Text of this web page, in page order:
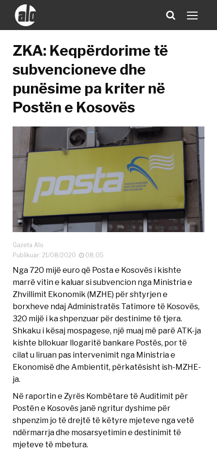
ZKA: Keqpërdorime të
subvencioneve dhe
punësime pa kriter në
Postën e Kosovës
Gazeta Alo
Publikuar: 21/08/2020
08:05
Nga 720 mijë euro që Posta e Kosovës i kishte
marrë vitin e kaluar si subvencion nga Ministria e
Zhvillimit Ekonomik (MZHE) për shtyrjen e
borxheve ndaj Administratës Tatimore të Kosovës,
320 mijë i ka shpenzuar për destinime të tjera.
Shkaku i kësaj mospagese, një muaj më parë ATK-ja
kishte bllokuar llogaritë bankare Postës, por të
cilat u liruan pas intervenimit nga Ministria e
Ekonomisë dhe Ambientit, përkatësisht ish-MZHE-
ja.
Në raportin e Zyrës Kombëtare të Auditimit për
Postën e Kosovës janë ngritur dyshime për
shpenzim jo të drejtë të këtyre mjeteve nga vetë
ndërmarrja dhe mosarsyetimin e destinimit të
mjeteve të mbetura.